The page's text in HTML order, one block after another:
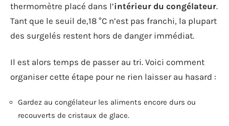
thermomètre placé dans l’intérieur du congélateur.
Tant que le seuil de,18 °C n’est pas franchi, la plupart
des surgelés restent hors de danger immédiat.
Il est alors temps de passer au tri. Voici comment
organiser cette étape pour ne rien laisser au hasard :
Gardez au congélateur les aliments encore durs ou
recouverts de cristaux de glace.